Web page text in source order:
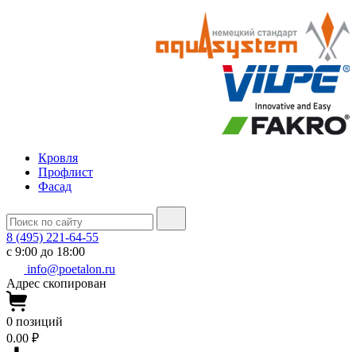
Кровля
Профлист
Фасад
8 (495) 221-64-55
с 9:00 до 18:00
info@poetalon.ru
Адрес скопирован
0 позиций
0.00 ₽